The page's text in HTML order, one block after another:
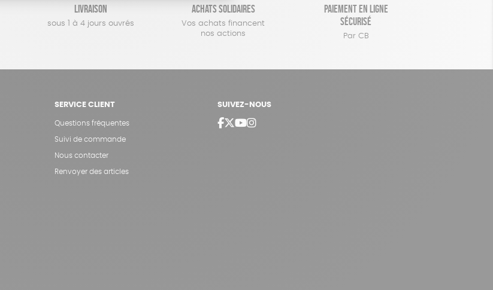
Livraison
sous 1 à 4 jours ouvrés
Achats solidaires
Vos achats financent
nos actions
Paiement en ligne
sécurisé
Par CB
SERVICE CLIENT
Questions fréquentes
Suivi de commande
Nous contacter
Renvoyer des articles
SUIVEZ-NOUS